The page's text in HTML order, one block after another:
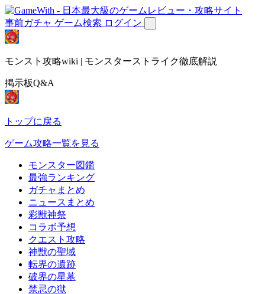
事前ガチャ ゲーム検索 ログイン
モンスト攻略wiki | モンスターストライク徹底解説
掲示板Q&A
トップに戻る
ゲーム攻略一覧を見る
モンスター図鑑
最強ランキング
ガチャまとめ
ニュースまとめ
彩獣神祭
コラボ予想
クエスト攻略
神獣の聖域
転界の遺跡
破界の星墓
禁忌の獄